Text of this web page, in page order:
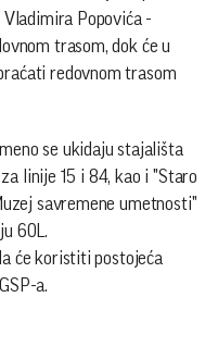
Popovića -
trasom, dok će u
redovnom trasom
se ukidaju stajališta
linije 15 i 84, kao i "Staro
savremene umetnosti"
60L.
će koristiti postojeća
a.